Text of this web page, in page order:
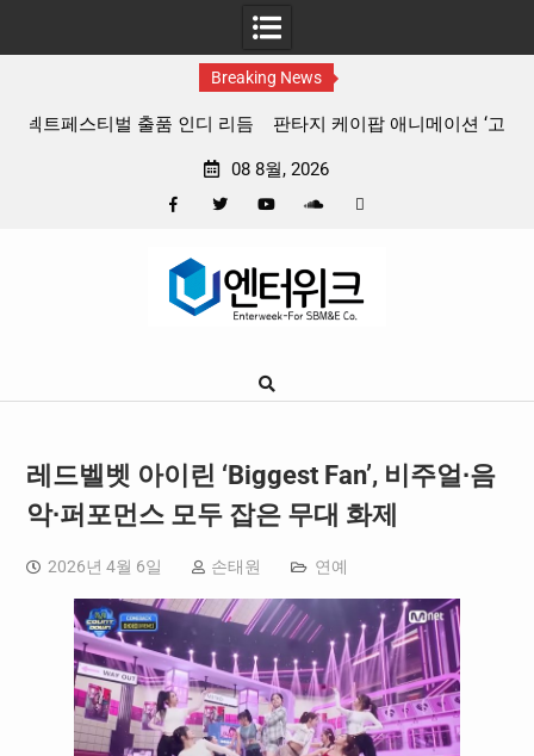
Breaking News
판타지 케이팝 애니메이션 ‘고스트밴드’ 8월 26일(수) 개봉
08 8월, 2026
Google
레드벨벳 아이린 ‘Biggest Fan’, 비주얼∙음
악∙퍼포먼스 모두 잡은 무대 화제
2026년 4월 6일 손태원 연예